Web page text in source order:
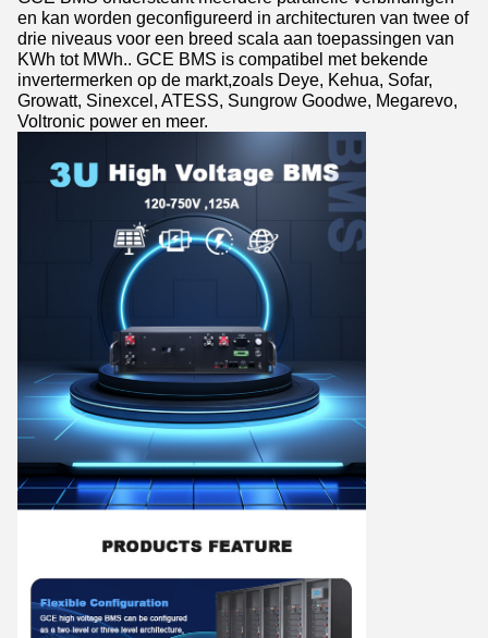
en kan worden geconfigureerd in architecturen van twee of
drie niveaus voor een breed scala aan toepassingen van
KWh tot MWh.. GCE BMS is compatibel met bekende
invertermerken op de markt,zoals Deye, Kehua, Sofar,
Growatt, Sinexcel, ATESS, Sungrow Goodwe, Megarevo,
Voltronic power en meer.